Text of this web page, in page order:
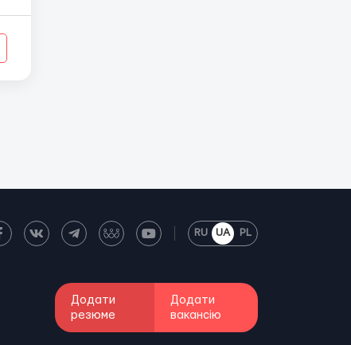
RU UA PL
Додати
резюме
Додати
вакансію